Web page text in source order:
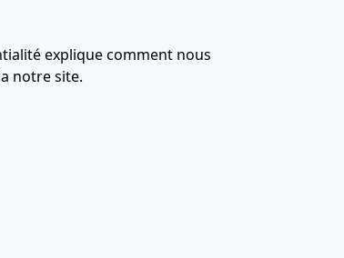
explique comment nous
notre site.